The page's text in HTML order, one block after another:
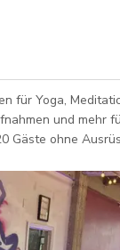
für Yoga,
und mehr
Gäste ohne